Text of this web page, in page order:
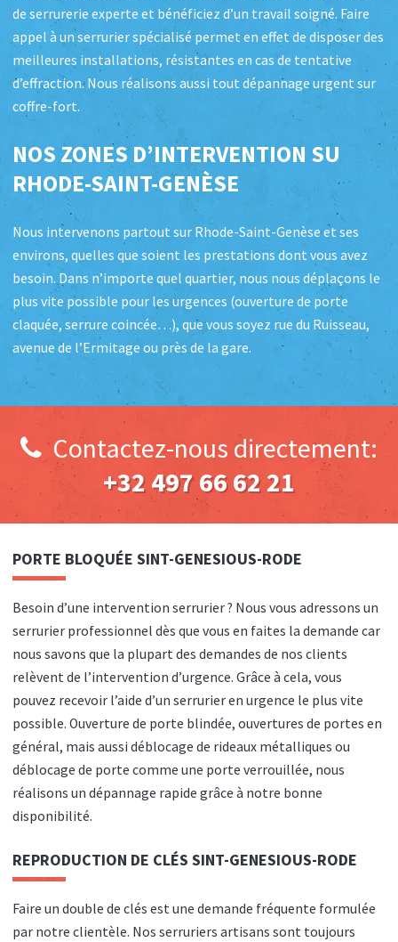
de serrurerie experte et bénéficiez d’un travail soigné. Faire
appel à un serrurier spécialisé permet en effet de disposer des
meilleures installations, résistantes en cas de tentative
d’effraction. Nous réalisons aussi tout dépannage urgent sur
coffre-fort.
NOS ZONES D’INTERVENTION SU
RHODE-SAINT-GENÈSE
Nous intervenons partout sur Rhode-Saint-Genèse et ses
environs, quelles que soient les prestations dont vous avez
besoin. Dans n’importe quel quartier, nous nous déplaçons le
plus vite possible pour les urgences (ouverture de porte
claquée, serrure coincée…), que vous soyez rue du Ruisseau,
avenue de l’Ermitage ou près de la gare.
Contactez-nous directement:
+32 497 66 62 21
PORTE BLOQUÉE SINT-GENESIOUS-RODE
Besoin d’une intervention serrurier ? Nous vous adressons un
serrurier professionnel dès que vous en faites la demande car
nous savons que la plupart des demandes de nos clients
relèvent de l’intervention d’urgence. Grâce à cela, vous
pouvez recevoir l’aide d’un serrurier en urgence le plus vite
possible. Ouverture de porte blindée, ouvertures de portes en
général, mais aussi déblocage de rideaux métalliques ou
déblocage de porte comme une porte verrouillée, nous
réalisons un dépannage rapide grâce à notre bonne
disponibilité.
REPRODUCTION DE CLÉS SINT-GENESIOUS-RODE
Faire un double de clés est une demande fréquente formulée
par notre clientèle. Nos serruriers artisans sont toujours